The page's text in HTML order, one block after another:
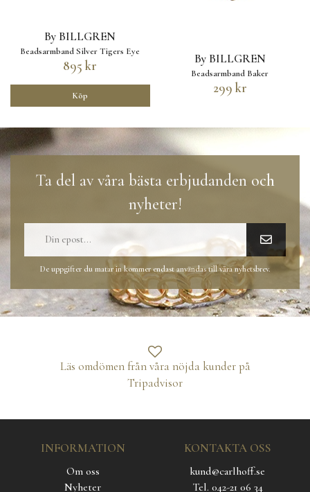
By BILLGREN
Beadsarmband Silver Tigers Eye
895 kr
Köp
By BILLGREN
Beadsarmband Baker
299 kr
Ta del av våra bästa erbjudanden och
nyheter!
De uppgifter du matar in kommer endast användas till våra nyhetsbrev.
Läs omdömen från våra nöjda kunder på
Tripadvisor
INFORMATION
Om oss
Nyheter
KONTAKTA OSS
kund@carlhoff.se
Tel. 042-21 06 34